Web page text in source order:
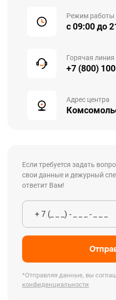
Режим работы
с 09:00 до
Горячая линия
+7 (800)
Адрес центра
Если требуется задать
свои данные и дежурный
ответит Вам!
*Отправляя данные, вы
конфиденциальности